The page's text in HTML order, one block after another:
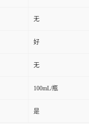
无
好
无
100mL/瓶
是